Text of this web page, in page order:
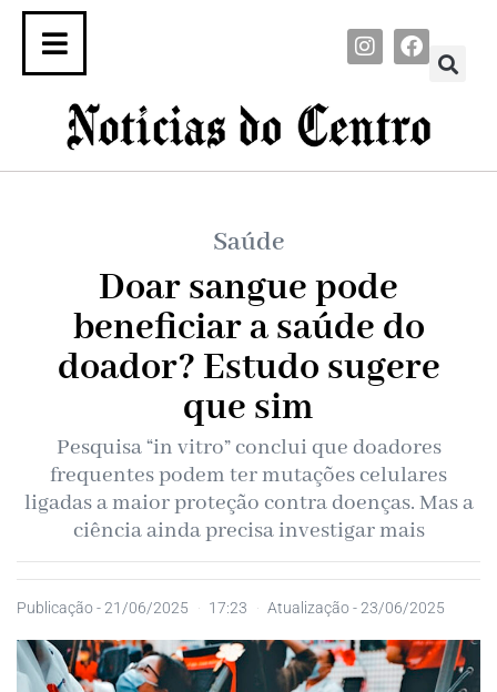
Saúde
Doar sangue pode
beneficiar a saúde do
doador? Estudo sugere
que sim
Pesquisa “in vitro” conclui que doadores
frequentes podem ter mutações celulares
ligadas a maior proteção contra doenças. Mas a
ciência ainda precisa investigar mais
Publicação -21/06/2025 17:23 Atualização - 23/06/2025